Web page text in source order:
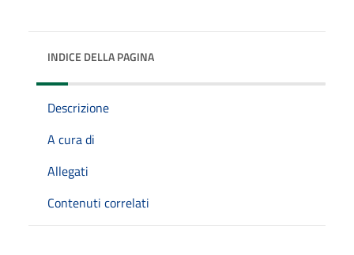
INDICE DELLA PAGINA
Descrizione
A cura di
Allegati
Contenuti correlati